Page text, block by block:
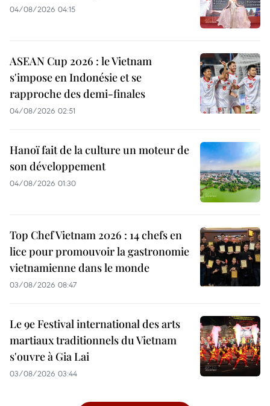
04/08/2026 04:15
ASEAN Cup 2026 : le Vietnam
s'impose en Indonésie et se
rapproche des demi-finales
04/08/2026 02:51
Hanoï fait de la culture un moteur de
son développement
04/08/2026 01:30
Top Chef Vietnam 2026 : 14 chefs en
lice pour promouvoir la gastronomie
vietnamienne dans le monde
03/08/2026 08:47
Le 9e Festival international des arts
martiaux traditionnels du Vietnam
s'ouvre à Gia Lai
03/08/2026 03:44